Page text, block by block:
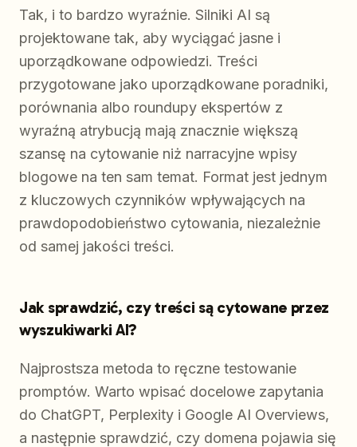
Tak, i to bardzo wyraźnie. Silniki AI są
projektowane tak, aby wyciągać jasne i
uporządkowane odpowiedzi. Treści
przygotowane jako uporządkowane poradniki,
porównania albo roundupy ekspertów z
wyraźną atrybucją mają znacznie większą
szansę na cytowanie niż narracyjne wpisy
blogowe na ten sam temat. Format jest jednym
z kluczowych czynników wpływających na
prawdopodobieństwo cytowania, niezależnie
od samej jakości treści.
Jak sprawdzić, czy treści są cytowane przez
wyszukiwarki AI?
Najprostsza metoda to ręczne testowanie
promptów. Warto wpisać docelowe zapytania
do ChatGPT, Perplexity i Google AI Overviews,
a następnie sprawdzić, czy domena pojawia się